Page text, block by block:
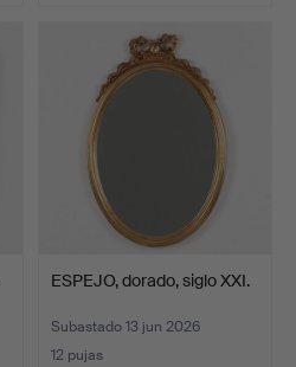
ESPEJO, dorado, siglo XXI.
Subastado 13 jun 2026
12 pujas